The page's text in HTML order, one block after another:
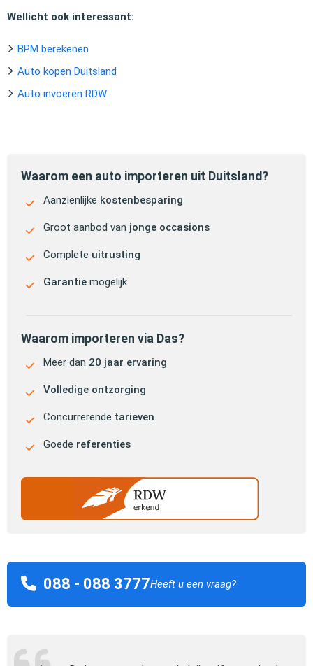
Wellicht ook interessant:
BPM berekenen
Auto kopen Duitsland
Auto invoeren RDW
Waarom een auto importeren uit Duitsland?
Aanzienlijke kostenbesparing
Groot aanbod van jonge occasions
Complete uitrusting
Garantie mogelijk
Waarom importeren via Das?
Meer dan 20 jaar ervaring
Volledige ontzorging
Concurrerende tarieven
Goede referenties
Heeft u een vraag?
088 - 088 3777